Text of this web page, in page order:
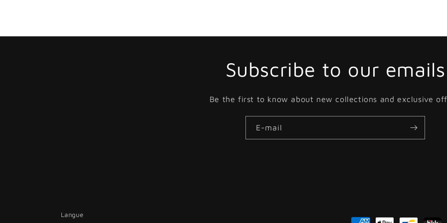
Subscribe to our emails
Be the first to know about new collections and exclusive
E-mail
Langue